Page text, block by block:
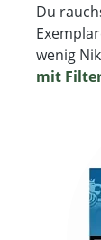
Du
wenig
mit